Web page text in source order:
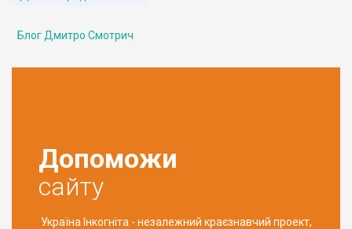
Блог Дмитро Смотрич
Допоможи
сайту
Україна Інкогніта - незалежний краєзнавчий проект,